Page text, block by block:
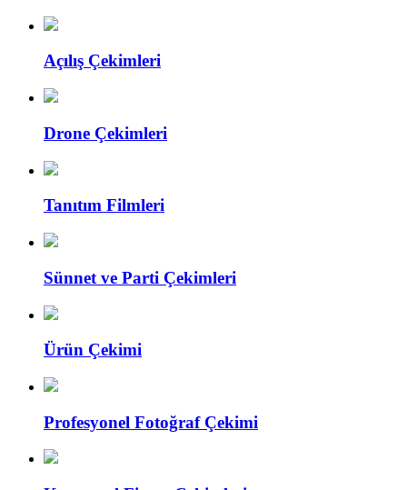
Açılış Çekimleri
Drone Çekimleri
Tanıtım Filmleri
Sünnet ve Parti Çekimleri
Ürün Çekimi
Profesyonel Fotoğraf Çekimi